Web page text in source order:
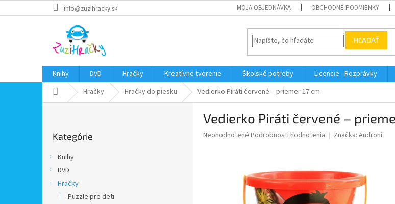
na
info@zuzihracky.sk MOJA OBJEDNÁVKA OBCHODNÉ PODMIENKY
HĽADAŤ
Knihy DVD Hračky Kreatívne tvorenie Školské potreby Licencie - Rozprávky
DomovHračky Hračky do piesku Vedierko Piráti červené – priemer 17 cm
kategórie
Kategórie
Knihy
DVD
Hračky
Puzzle pre deti
Vedierko Piráti červené –
Priemerné
Neohodnotené Podrobnosti hodnotenia Značka: Androni